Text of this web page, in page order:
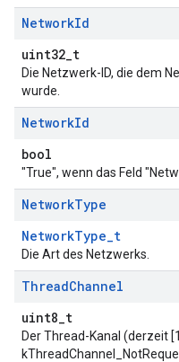
NetworkId
uint32_t
Die Netzwerk-ID, die dem
wurde.
NetworkId
bool
"True", wenn das Feld
NetworkType
NetworkType_t
Die Art des Netzwerks.
ThreadChannel
uint8_t
Der Thread-Kanal (derzeit